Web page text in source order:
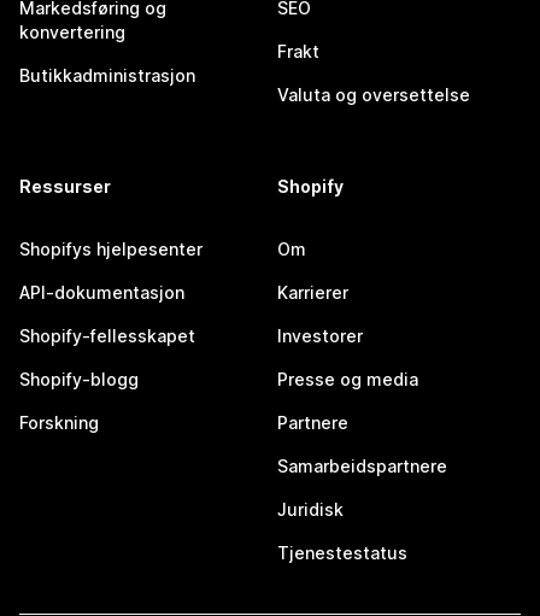
Markedsføring og
konvertering
Butikkadministrasjon
SEO
Frakt
Valuta og oversettelse
Ressurser
Shopifys hjelpesenter
API-dokumentasjon
Shopify-fellesskapet
Shopify-blogg
Forskning
Shopify
Om
Karrierer
Investorer
Presse og media
Partnere
Samarbeidspartnere
Juridisk
Tjenestestatus